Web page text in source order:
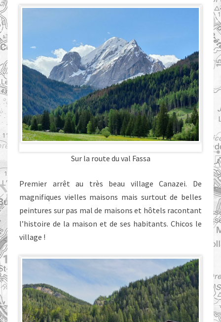
Sur la route du val Fassa
Premier arrêt au très beau village Canazei. De
magnifiques vielles maisons mais surtout de belles
peintures sur pas mal de maisons et hôtels racontant
l’histoire de la maison et de ses habitants. Chicos le
village !